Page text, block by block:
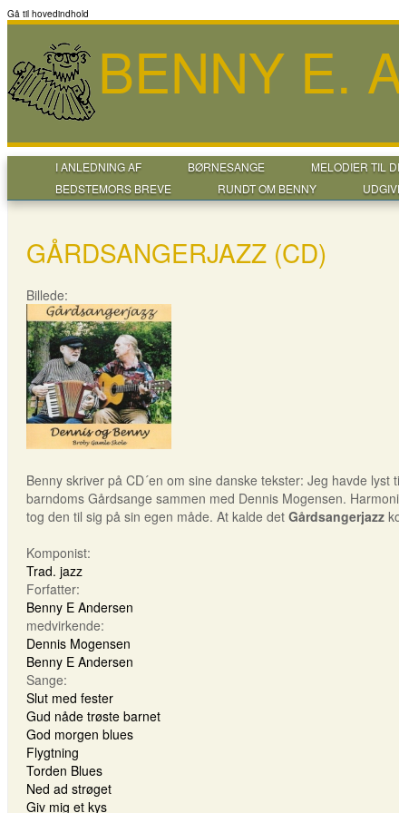
Gå til hovedindhold
BENNY E.
I ANLEDNING AF BØRNESANGE MELODIER TIL
BEDSTEMORS BREVE
RUNDT OM BENNY
GÅRDSANGERJAZZ (CD)
Billede:
Benny skriver på CD´en om sine danske tekster: Jeg havde
barndoms Gårdsange sammen med Dennis Mogensen.
tog den til sig på sin egen måde. At kalde det Gårdsangerjazz
Komponist:
Trad. jazz
Forfatter:
Benny E Andersen
medvirkende:
Dennis Mogensen
Benny E Andersen
Sange:
Slut med fester
Gud nåde trøste barnet
God morgen blues
Flygtning
Torden Blues
Ned ad strøget
Giv mig et kys